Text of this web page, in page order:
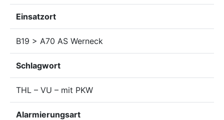
Einsatzort
B19 > A70 AS Werneck
Schlagwort
THL – VU – mit PKW
Alarmierungsart